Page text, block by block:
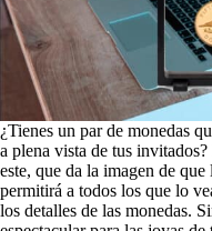
¿Tienes un par de monedas
a plena vista de tus
este, que da la imagen de
permitirá a todos los que lo
los detalles de las monedas.